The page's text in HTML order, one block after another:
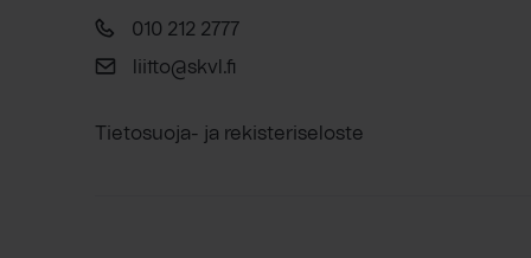
010 212 2777
liitto@skvl.fi
Tietosuoja- ja rekisteriseloste